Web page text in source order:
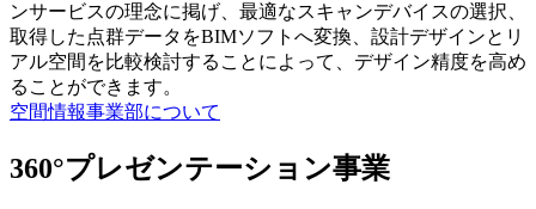
ンサービスの理念に掲げ、最適なスキャンデバイスの選択、
取得した点群データをBIMソフトへ変換、設計デザインとリ
アル空間を比較検討することによって、デザイン精度を高め
ることができます。
空間情報事業部について
360°プレゼンテーション事業